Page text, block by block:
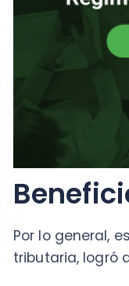
Por lo general,
tributaria, logró
No se llevarán
Al término del
Existe una
mecanismo para
De manera
dueños el crédito
Cabe señalar